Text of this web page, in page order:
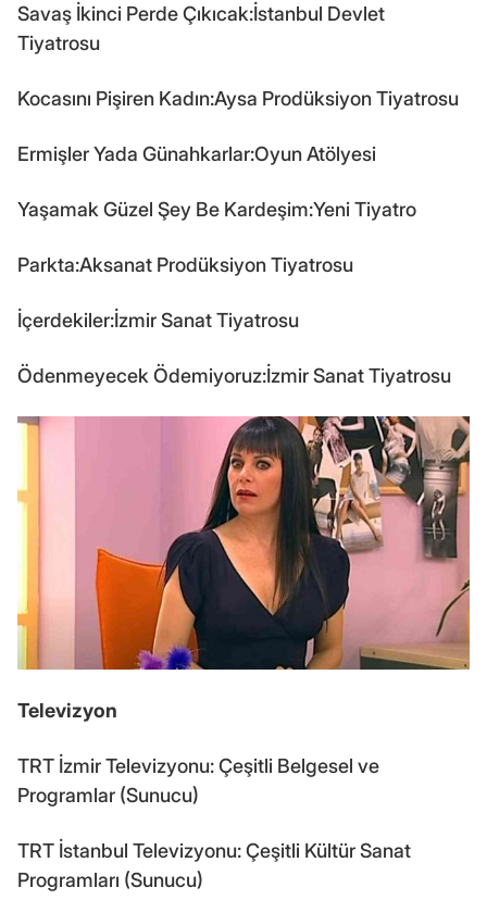
Savaş İkinci Perde Çıkıcak:İstanbul Devlet
Tiyatrosu
Kocasını Pişiren Kadın:Aysa Prodüksiyon Tiyatrosu
Ermişler Yada Günahkarlar:Oyun Atölyesi
Yaşamak Güzel Şey Be Kardeşim:Yeni Tiyatro
Parkta:Aksanat Prodüksiyon Tiyatrosu
İçerdekiler:İzmir Sanat Tiyatrosu
Ödenmeyecek Ödemiyoruz:İzmir Sanat Tiyatrosu
Televizyon
TRT İzmir Televizyonu: Çeşitli Belgesel ve
Programlar (Sunucu)
TRT İstanbul Televizyonu: Çeşitli Kültür Sanat
Programları (Sunucu)